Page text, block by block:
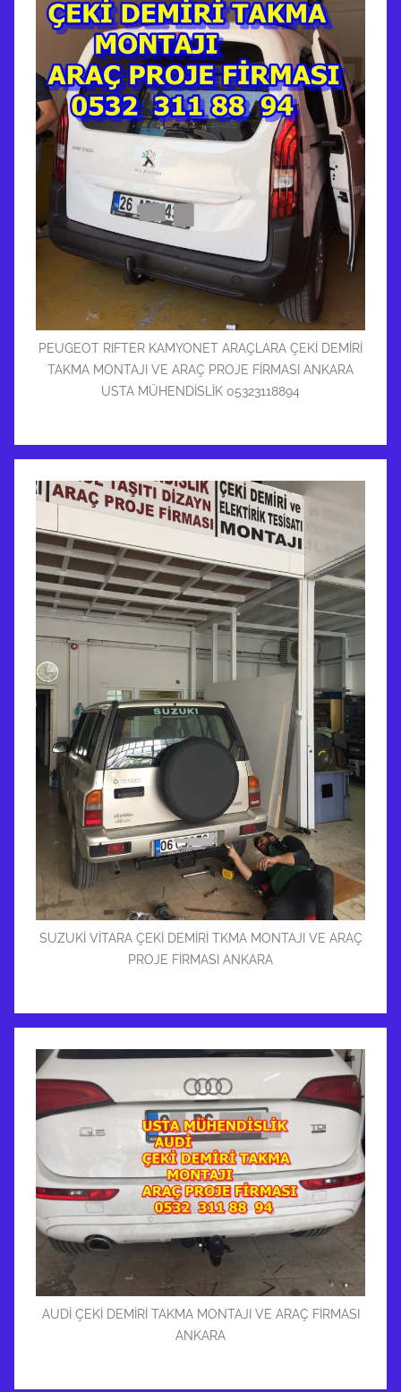
PEUGEOT RIFTER KAMYONET ARAÇLARA ÇEKİ DEMİRİ
TAKMA MONTAJI VE ARAÇ PROJE FİRMASI ANKARA
USTA MÜHENDİSLİK 05323118894
SUZUKİ VİTARA ÇEKİ DEMİRİ TKMA MONTAJI VE ARAÇ
PROJE FİRMASI ANKARA
AUDİ ÇEKİ DEMİRİ TAKMA MONTAJI VE ARAÇ FİRMASI
ANKARA